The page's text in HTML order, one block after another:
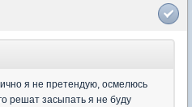
я не претендую, осмелюсь
решат засыпать я не буду